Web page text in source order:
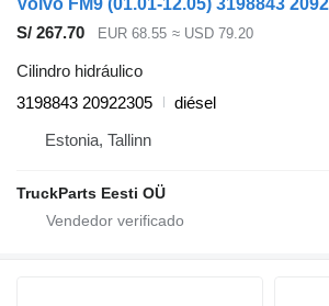
S/ 267.70 EUR 68.55 ≈ USD 79.20
Cilindro hidráulico
3198843 20922305
diésel
Estonia, Tallinn
TruckParts Eesti OÜ